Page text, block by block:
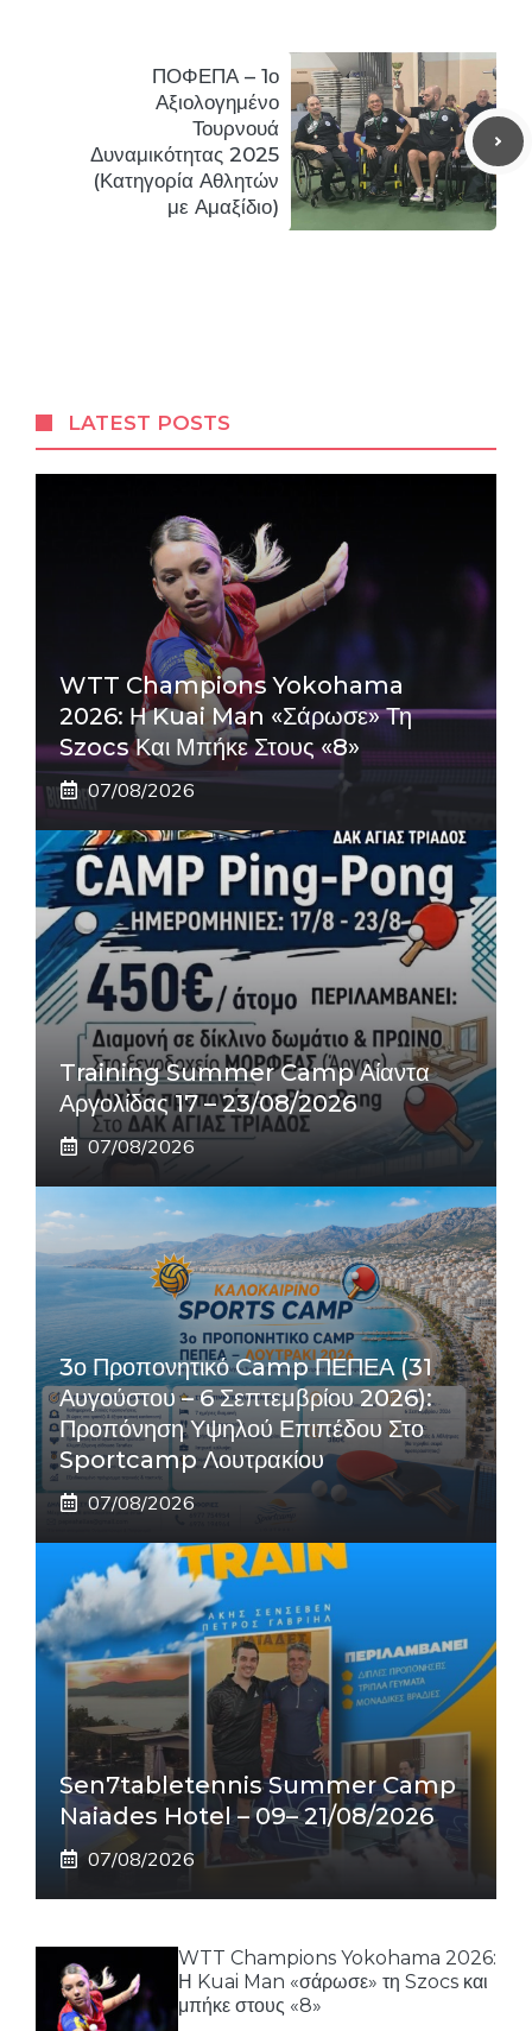
ΠΟΦΕΠΑ – 1ο
Αξιολογημένο
Τουρνουά
Δυναμικότητας 2025
(Κατηγορία Αθλητών
με Αμαξίδιο)
LATEST POSTS
WTT Champions Yokohama
2026: Η Kuai Man «σάρωσε» Τη
Szocs Και Μπήκε Στους «8»
07/08/2026
Training Summer Camp Αίαντα
Αργολίδας 17 – 23/08/2026
07/08/2026
3ο Προπονητικό Camp ΠΕΠΕΑ (31
Αυγούστου – 6 Σεπτεμβρίου 2026):
Προπόνηση Υψηλού Επιπέδου Στο
Sportcamp Λουτρακίου
07/08/2026
Sen7tabletennis Summer Camp
Naiades Hotel – 09– 21/08/2026
07/08/2026
WTT Champions Yokohama 2026:
Η Kuai Man «σάρωσε» τη Szocs και
μπήκε στους «8»